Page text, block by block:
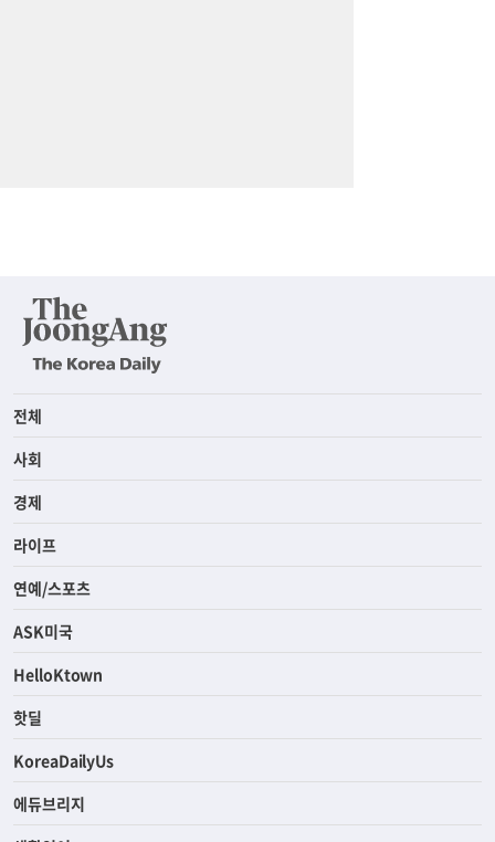
전체
사회
경제
라이프
연예/스포츠
ASK미국
HelloKtown
핫딜
KoreaDailyUs